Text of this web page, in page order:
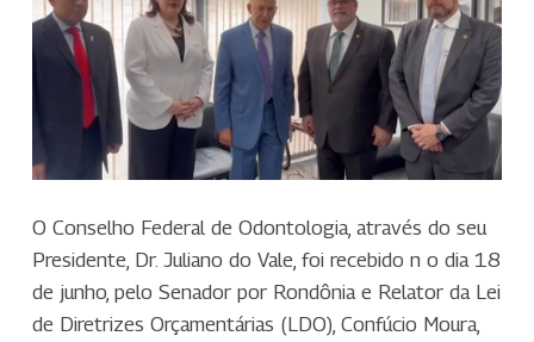
O Conselho Federal de Odontologia, através do seu
Presidente, Dr. Juliano do Vale, foi recebido n o dia 18
de junho, pelo Senador por Rondônia e Relator da Lei
de Diretrizes Orçamentárias (LDO), Confúcio Moura,